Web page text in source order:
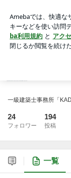
アプリをダウンロ
ょう。
一級建築士事務所「
24
フォロワー
194
投稿
一覧